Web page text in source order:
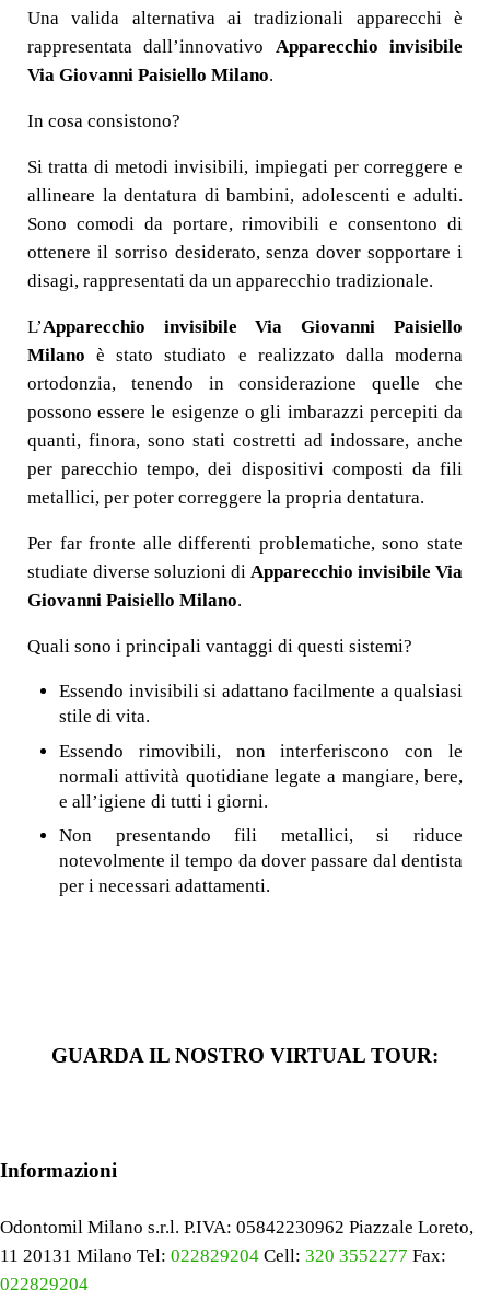
Una valida alternativa ai tradizionali apparecchi è
rappresentata dall’innovativo Apparecchio invisibile
Via Giovanni Paisiello Milano.
In cosa consistono?
Si tratta di metodi invisibili, impiegati per correggere e
allineare la dentatura di bambini, adolescenti e adulti.
Sono comodi da portare, rimovibili e consentono di
ottenere il sorriso desiderato, senza dover sopportare i
disagi, rappresentati da un apparecchio tradizionale.
L’Apparecchio invisibile Via Giovanni Paisiello
Milano è stato studiato e realizzato dalla moderna
ortodonzia, tenendo in considerazione quelle che
possono essere le esigenze o gli imbarazzi percepiti da
quanti, finora, sono stati costretti ad indossare, anche
per parecchio tempo, dei dispositivi composti da fili
metallici, per poter correggere la propria dentatura.
Per far fronte alle differenti problematiche, sono state
studiate diverse soluzioni diApparecchio invisibile Via
Giovanni Paisiello Milano.
Quali sono i principali vantaggi di questi sistemi?
Essendo invisibili si adattano facilmente a qualsiasi
stile di vita.
Essendo rimovibili, non interferiscono con le
normali attività quotidiane legate a mangiare, bere,
e all’igiene di tutti i giorni.
Non presentando fili metallici, si riduce
notevolmente il tempo da dover passare dal dentista
per i necessari adattamenti.
GUARDA IL NOSTRO VIRTUAL TOUR:
Informazioni
Odontomil Milano s.r.l. P.IVA: 05842230962 Piazzale Loreto,
11 20131 Milano Tel:022829204 Cell:320 3552277 Fax:
022829204